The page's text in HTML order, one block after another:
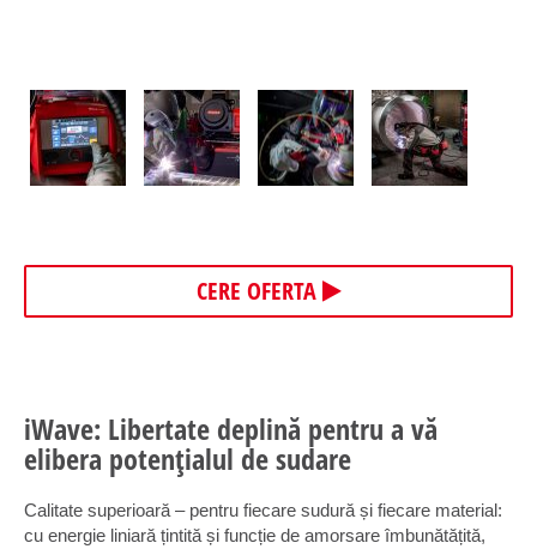
CERE OFERTA
iWave: Libertate deplină pentru a vă
elibera potențialul de sudare
Calitate superioară – pentru fiecare sudură și fiecare material:
cu energie liniară țintită și funcție de amorsare îmbunătățită,